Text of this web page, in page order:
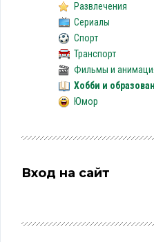
Развлечения
Сериалы
Спорт
Транспорт
Фильмы и
Хобби и
Юмор
Вход на сайт